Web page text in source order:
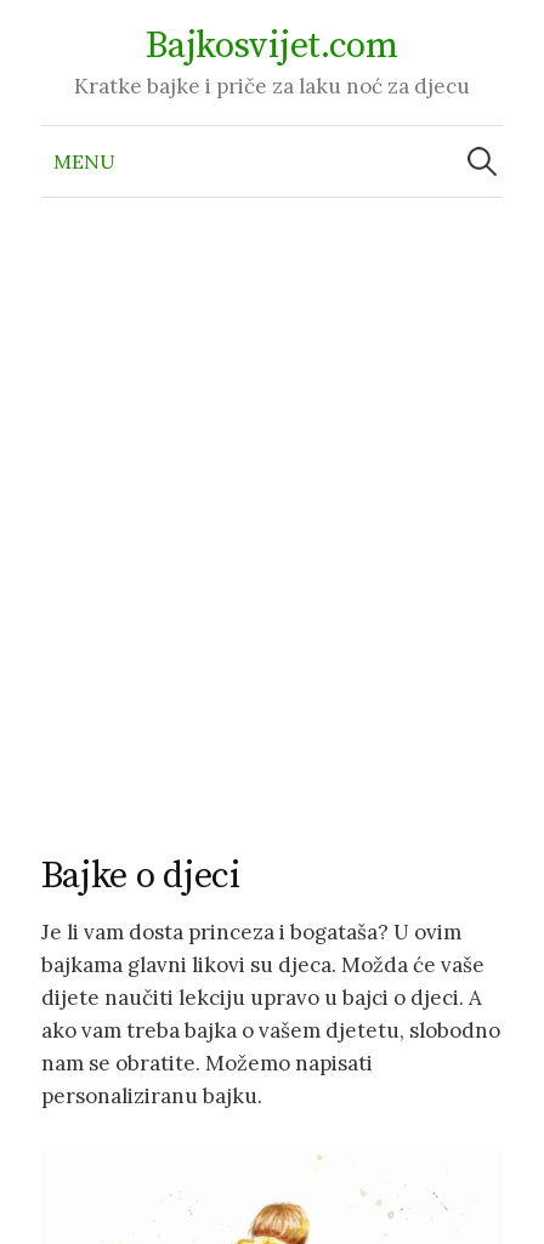
content
Bajkosvijet.com
Kratke bajke i priče za laku noć za djecu
MENU
Pretraži:
Bajke o djeci
Je li vam dosta princeza i bogataša? U ovim
bajkama glavni likovi su djeca. Možda će vaše
dijete naučiti lekciju upravo u bajci o djeci. A
ako vam treba bajka o vašem djetetu, slobodno
nam se obratite. Možemo napisati
personaliziranu bajku.